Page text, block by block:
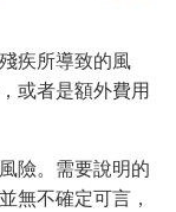
疾所導致的風
或者是額外費用
險。需要說明的
無不確定可言，